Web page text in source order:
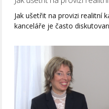
Jak ušetřit na provizi realitní
kanceláře je často